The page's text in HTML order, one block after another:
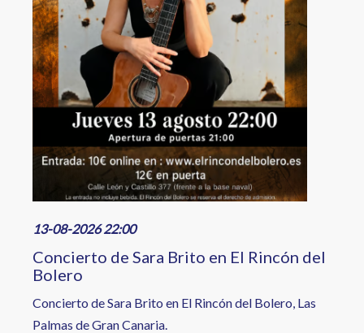
13-08-2026 22:00
Concierto de Sara Brito en El Rincón del
Bolero
Concierto de Sara Brito en El Rincón del Bolero, Las
Palmas de Gran Canaria.